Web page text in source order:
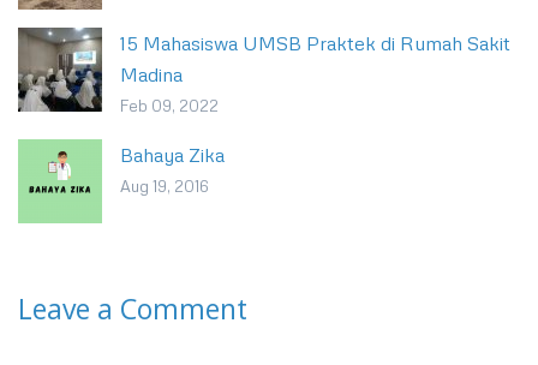
15 Mahasiswa UMSB Praktek di Rumah Sakit
Madina
Feb 09, 2022
Bahaya Zika
Aug 19, 2016
Leave a Comment